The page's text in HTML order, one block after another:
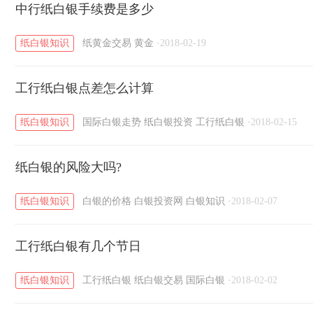
黄金T+D知识 / 粤贵银知识
中行纸白银手续费是多少
纸白银知识 纸黄金交易 黄金 · 2018-02-19
工行纸白银点差怎么计算
纸白银知识 国际白银走势 纸白银投资 工行纸白银 · 2018-02-15
纸白银的风险大吗?
纸白银知识 白银的价格 白银投资网 白银知识 · 2018-02-07
工行纸白银有几个节日
纸白银知识 工行纸白银 纸白银交易 国际白银 · 2018-02-02